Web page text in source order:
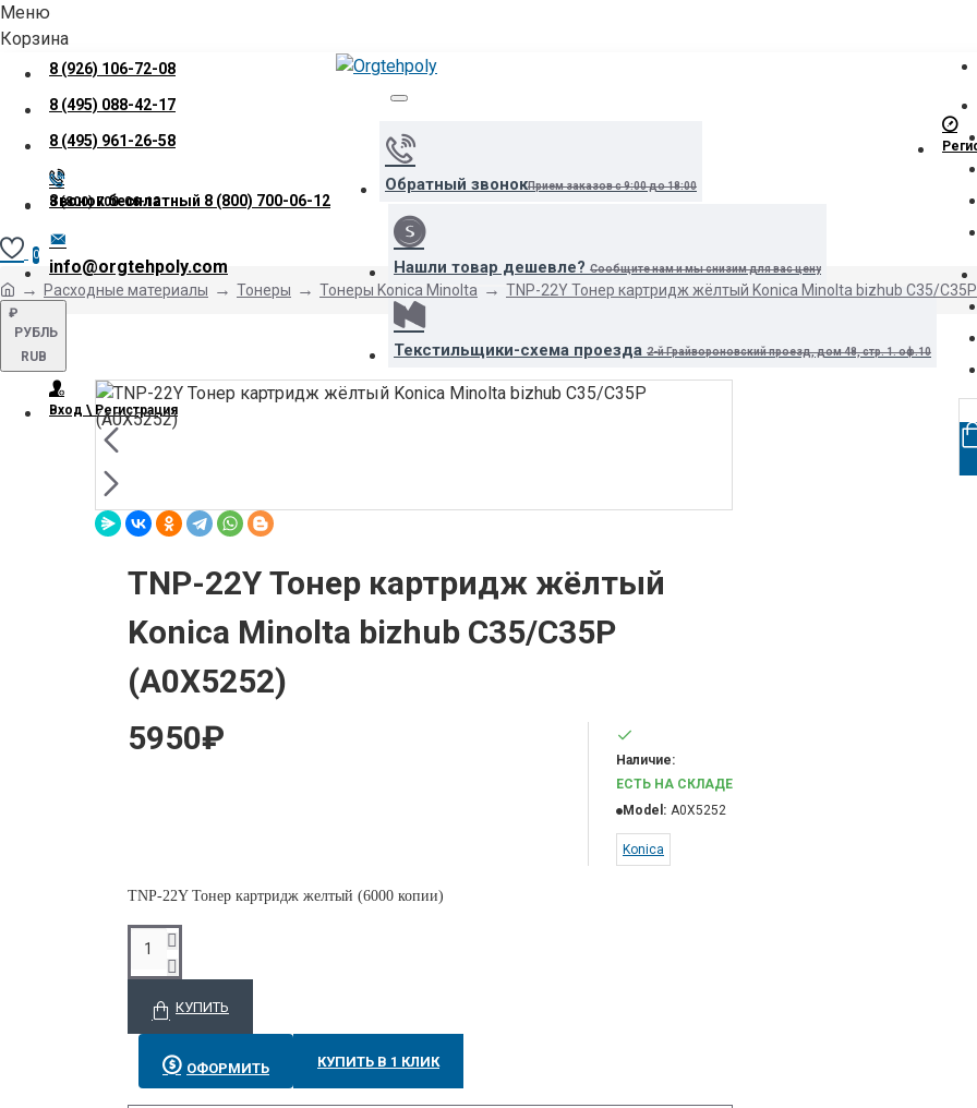
Меню
Корзина
8 (926) 106-72-08
8 (495) 088-42-17
8 (495) 961-26-58
Звонок бесплатный 8 (800) 700-06-12
info@orgtehpoly.com
₽
РУБЛЬ
RUB
Вход \ Регистрация
Обратный звонокПрием заказов с 9:00 до 18:00
Нашли товар дешевле? Сообщите нам и мы снизим для вас цену
Текстильщики-схема проезда 2-й Грайвороновский проезд, дом 48, стр. 1. оф.10
8 (800) 700-06-12
0
Расходные материалы Тонеры Тонеры Konica Minolta TNP-22Y Тонер картридж жёлтый Konica Minolta bizhub C35/
TNP-22Y Тонер картридж жёлтый
Konica Minolta bizhub C35/C35P
(A0X5252)
5950₽
Наличие:
ЕСТЬ НА СКЛАДЕ
Model: A0X5252
Konica
TNP-22Y Тонер картридж желтый (6000 копии)
КУПИТЬ
ОФОРМИТЬ КУПИТЬ В 1 КЛИК